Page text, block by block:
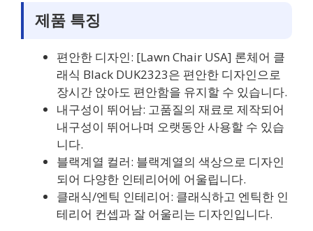
제품 특징
편안한 디자인: [Lawn Chair USA] 론체어 클
래식 Black DUK2323은 편안한 디자인으로
장시간 앉아도 편안함을 유지할 수 있습니다.
내구성이 뛰어남: 고품질의 재료로 제작되어
내구성이 뛰어나며 오랫동안 사용할 수 있습
니다.
블랙계열 컬러: 블랙계열의 색상으로 디자인
되어 다양한 인테리어에 어울립니다.
클래식/엔틱 인테리어: 클래식하고 엔틱한 인
테리어 컨셉과 잘 어울리는 디자인입니다.